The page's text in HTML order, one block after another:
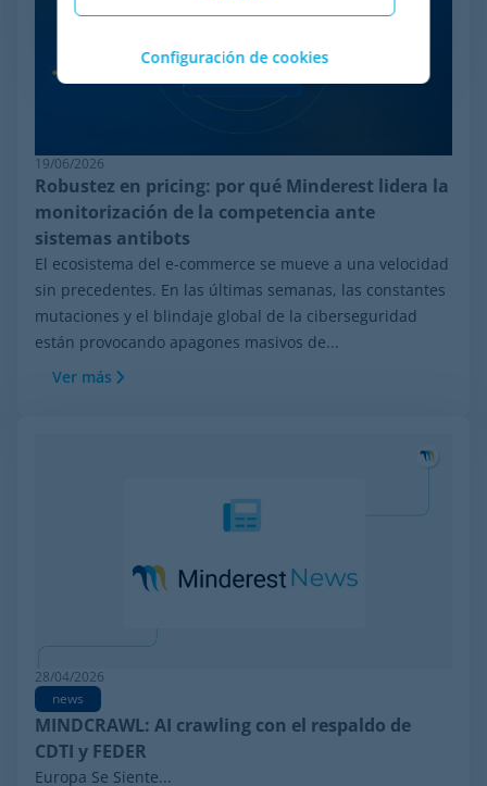
19/06/2026
Robustez en pricing: por qué Minderest lidera la
monitorización de la competencia ante
sistemas antibots
El ecosistema del e-commerce se mueve a una velocidad
sin precedentes. En las últimas semanas, las constantes
mutaciones y el blindaje global de la ciberseguridad
están provocando apagones masivos de...
Ver más
28/04/2026
news
MINDCRAWL: AI crawling con el respaldo de
CDTI y FEDER
Europa Se Siente...
Configuración de cookies